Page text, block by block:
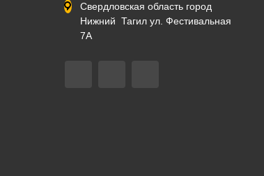
Свердловская область город
Нижний Тагил ул. Фестивальная
7А